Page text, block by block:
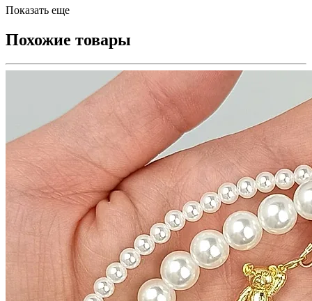
Показать еще
Похожие товары